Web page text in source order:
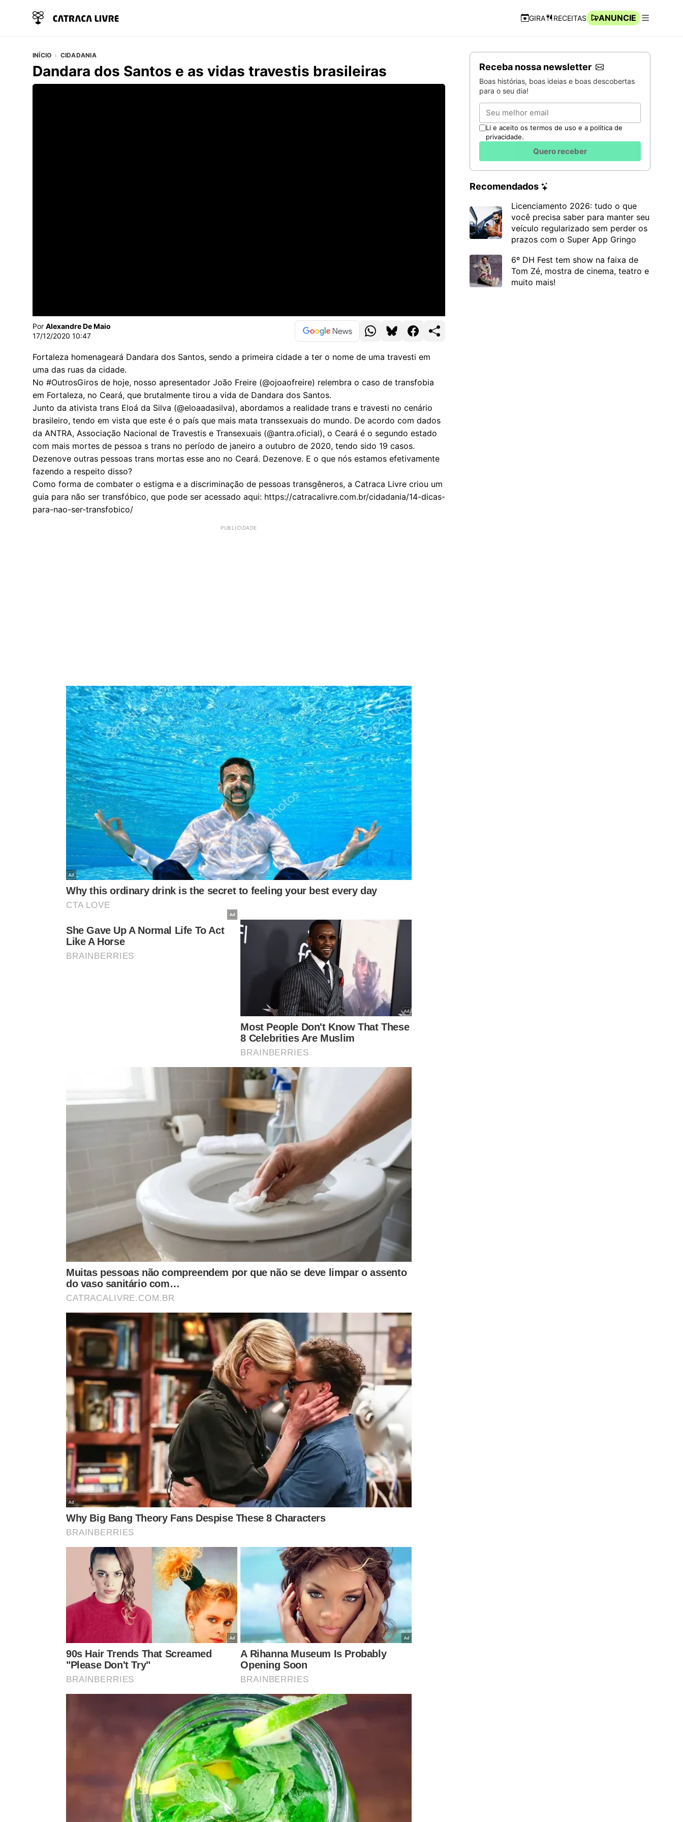
Navegação Rápida
GIRA RECEITAS
ANUNCIE
INÍCIO CIDADANIA
Dandara dos Santos e as vidas travestis brasileiras
Vídeo do artigo
Por Alexandre De Maio
17/12/2020 10:47
Fortaleza homenageará Dandara dos Santos, sendo a primeira cidade a ter o nome de uma travesti em
uma das ruas da cidade.
No #OutrosGiros de hoje, nosso apresentador João Freire (@ojoaofreire) relembra o caso de transfobia
em Fortaleza, no Ceará, que brutalmente tirou a vida de Dandara dos Santos.
Junto da ativista trans Eloá da Silva (@eloaadasilva), abordamos a realidade trans e travesti no cenário
brasileiro, tendo em vista que este é o país que mais mata transsexuais do mundo. De acordo com dados
da ANTRA, Associação Nacional de Travestis e Transexuais (@antra.oficial), o Ceará é o segundo estado
com mais mortes de pessoa s trans no período de janeiro a outubro de 2020, tendo sido 19 casos.
Dezenove outras pessoas trans mortas esse ano no Ceará. Dezenove. E o que nós estamos efetivamente
fazendo a respeito disso?
Como forma de combater o estigma e a discriminação de pessoas transgêneros, a Catraca Livre criou um
guia para não ser transfóbico, que pode ser acessado aqui: https://catracalivre.com.br/cidadania/14-dicas-
para-nao-ser-transfobico/
Receba nossa newsletter
Boas histórias, boas ideias e boas descobertas
para o seu dia!
Email
Li e aceito os termos de uso e a política de
privacidade.
Quero receber
Recomendados
Licenciamento 2026: tudo o que
você precisa saber para manter seu
veículo regularizado sem perder os
prazos com o Super App Gringo
6º DH Fest tem show na faixa de
Tom Zé, mostra de cinema, teatro e
muito mais!